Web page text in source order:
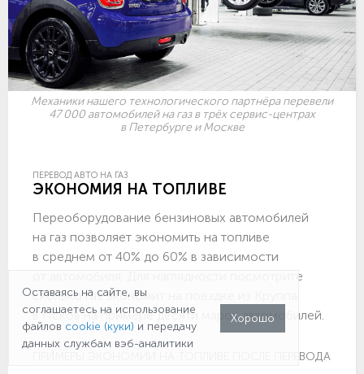
Механики нашего технологического партнёра перевели
47 000 автомобилей на газ в трёх сервис-центрах
в Петербурге и Москве
ПЕРЕВОД АВТО НА ГАЗ
ЭКОНОМИЯ НА ТОПЛИВЕ
Переоборудование бензиновых автомобилей
на газ позволяет экономить на топливе
в среднем от 40% до 60% в зависимости
от автомобиля. Для наглядности посмотрите
сколько газ экономит на поездке из Круппа
в Псков на примере десяти марок автомобилей.
ПРИМЕРЫ ЭКОНОМИИ НА ТОПЛИВЕ ПОСЛЕ ПЕРЕВОДА НА
Оставаясь на сайте, вы
соглашаетесь на использование
файлов cookie (куки) и передачу
данных службам вэб-аналитики
Хорошо